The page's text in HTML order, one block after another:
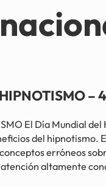
–
El Día Mundial
del hipnotismo.
erróneos
altamente